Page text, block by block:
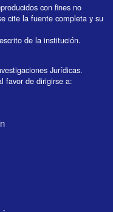
con fines no
cite la fuente completa y su
de la institución.
Jurídicas.
favor de dirigirse a: